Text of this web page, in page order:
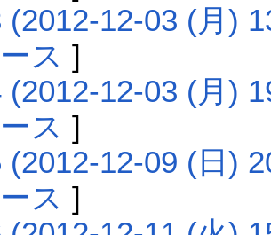
(2012-12-03 (月)
ス ]
(2012-12-03 (月)
ス ]
(2012-12-09 (日)
ス ]